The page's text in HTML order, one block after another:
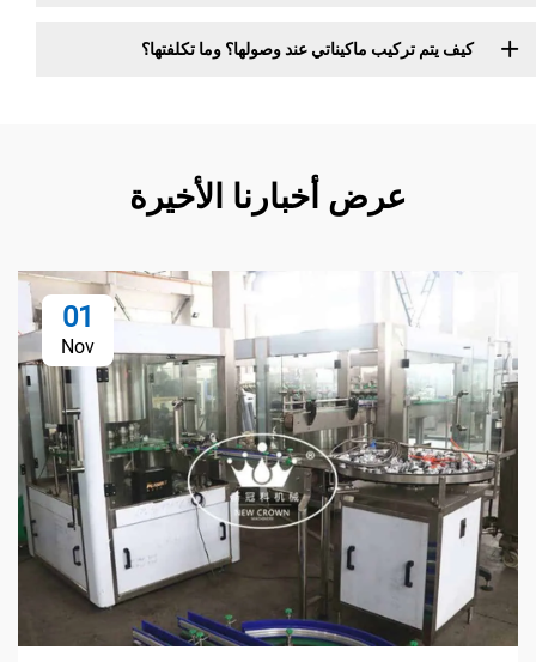
كيف يتم تركيب ماكيناتي عند وصولها؟ وما تكلفتها؟
عرض أخبارنا الأخيرة
01
Nov